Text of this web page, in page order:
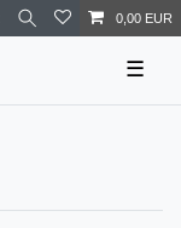
0,00 EUR
☰